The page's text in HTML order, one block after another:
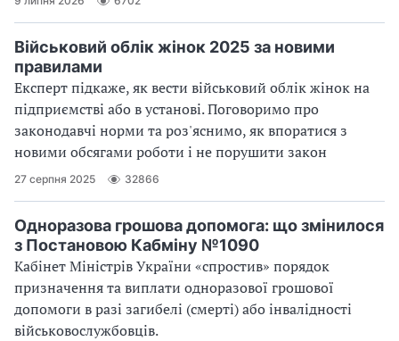
Військовий облік жінок 2025 за новими
правилами
Експерт підкаже, як вести військовий облік жінок на
підприємстві або в установі. Поговоримо про
законодавчі норми та роз'яснимо, як впоратися з
новими обсягами роботи і не порушити закон
27 серпня 2025 32866
Одноразова грошова допомога: що змінилося
з Постановою Кабміну №1090
Кабінет Міністрів України «спростив» порядок
призначення та виплати одноразової грошової
допомоги в разі загибелі (смерті) або інвалідності
військовослужбовців.